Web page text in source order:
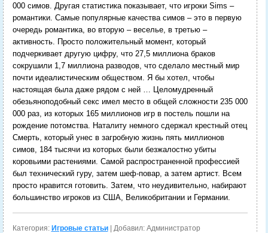
000 симов. Другая статистика показывает, что игроки Sims –
романтики. Самые популярные качества симов – это в первую
очередь романтика, во вторую – веселье, в третью –
активность. Просто положительный момент, который
подчеркивает другую цифру, что 27,5 миллиона браков
сокрушили 1,7 миллиона разводов, что сделало местный мир
почти идеалистическим обществом. Я бы хотел, чтобы
настоящая была даже рядом с ней … Целомудренный
обезьяноподобный секс имел место в общей сложности 235 000
000 раз, из которых 165 миллионов игр в постель пошли на
рождение потомства. Наталиту немного сдержал крестный отец
Смерть, который унес в загробную жизнь пять миллионов
симов, 184 тысячи из которых были безжалостно убиты
коровьими растениями. Самой распространенной профессией
был технический гуру, затем шеф-повар, а затем артист. Всем
просто нравится готовить. Затем, что неудивительно, набирают
большинство игроков из США, Великобритании и Германии.
Категория: Игровые статьи| Добавил: Администратор